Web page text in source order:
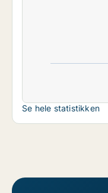
Se hele statistikken